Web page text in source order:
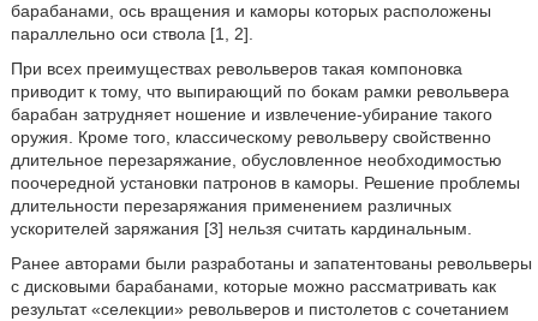
барабанами, ось вращения и каморы которых расположены
параллельно оси ствола [1, 2].
При всех преимуществах револьверов такая компоновка
приводит к тому, что выпирающий по бокам рамки револьвера
барабан затрудняет ношение и извлечение-убирание такого
оружия. Кроме того, классическому револьверу свойственно
длительное перезаряжание, обусловленное необходимостью
поочередной установки патронов в каморы. Решение проблемы
длительности перезаряжания применением различных
ускорителей заряжания [3] нельзя считать кардинальным.
Ранее авторами были разработаны и запатентованы револьверы
с дисковыми барабанами, которые можно рассматривать как
результат «селекции» револьверов и пистолетов с сочетанием